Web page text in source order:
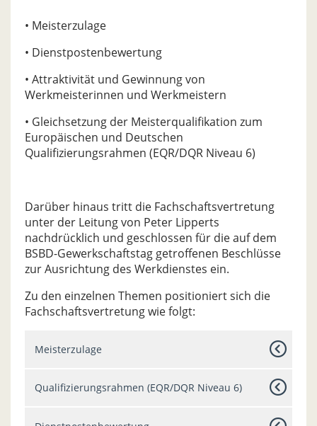
• Meisterzulage
• Dienstpostenbewertung
• Attraktivität und Gewinnung von
Werkmeisterinnen und Werkmeistern
• Gleichsetzung der Meisterqualifikation zum
Europäischen und Deutschen
Qualifizierungsrahmen (EQR/DQR Niveau 6)
Darüber hinaus tritt die Fachschaftsvertretung
unter der Leitung von Peter Lipperts
nachdrücklich und geschlossen für die auf dem
BSBD-Gewerkschaftstag getroffenen Beschlüsse
zur Ausrichtung des Werkdienstes ein.
Zu den einzelnen Themen positioniert sich die
Fachschaftsvertretung wie folgt:
Meisterzulage
Qualifizierungsrahmen (EQR/DQR Niveau 6)